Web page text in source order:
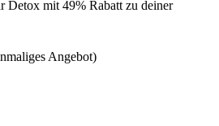
Detox mit 49% Rabatt zu deiner
Angebot)